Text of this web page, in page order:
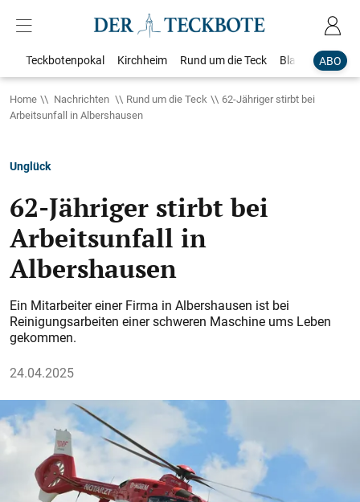
ABO
Teckbotenpokal Kirchheim Rund um die Teck Blaulicht
Home Nachrichten Rund um die Teck
62-Jähriger stirbt bei
Arbeitsunfall in Albershausen​​​​​​​​​​​​​​​​​​​​​
Unglück
62-Jähriger stirbt bei
Arbeitsunfall in
Albershausen​​​​​​​​​​​​​​​​​​​​​
Ein Mitarbeiter einer Firma in Albershausen ist bei
Reinigungsarbeiten einer schweren Maschine ums Leben
gekommen.
24.04.2025